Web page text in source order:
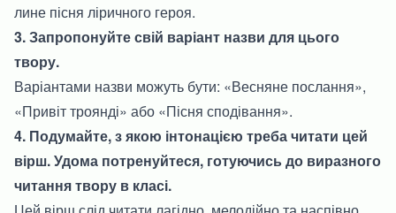
лине пісня ліричного героя.
3. Запропонуйте свій варіант назви для цього
твору.
Варіантами назви можуть бути: «Весняне послання»,
«Привіт троянді» або «Пісня сподівання».
4. Подумайте, з якою інтонацією треба читати цей
вірш. Удома потренуйтеся, готуючись до виразного
читання твору в класі.